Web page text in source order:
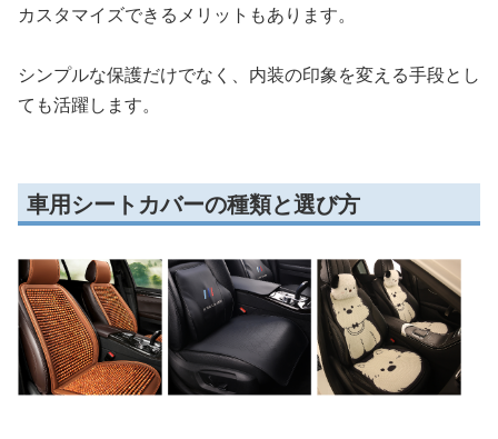
カスタマイズできるメリットもあります。
シンプルな保護だけでなく、内装の印象を変える手段とし
ても活躍します。
車用シートカバーの種類と選び方